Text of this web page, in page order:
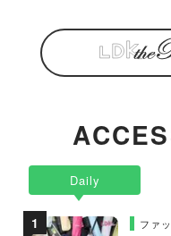
Daily
ファ